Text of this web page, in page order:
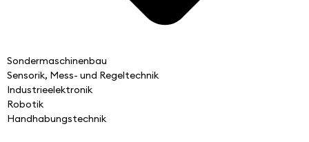
Sondermaschinenbau
Sensorik, Mess- und Regeltechnik
Industrieelektronik
Robotik
Handhabungstechnik